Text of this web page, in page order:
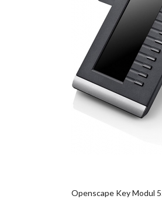
Openscape Key